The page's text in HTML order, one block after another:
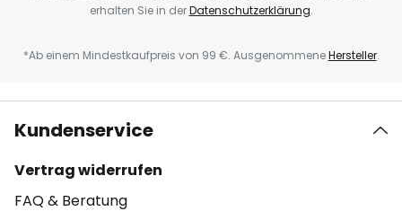
erhalten Sie in derDatenschutzerklärung.
*Ab einem Mindestkaufpreis von 99 €. AusgenommeneHersteller.
Kundenservice
Vertrag widerrufen
FAQ & Beratung